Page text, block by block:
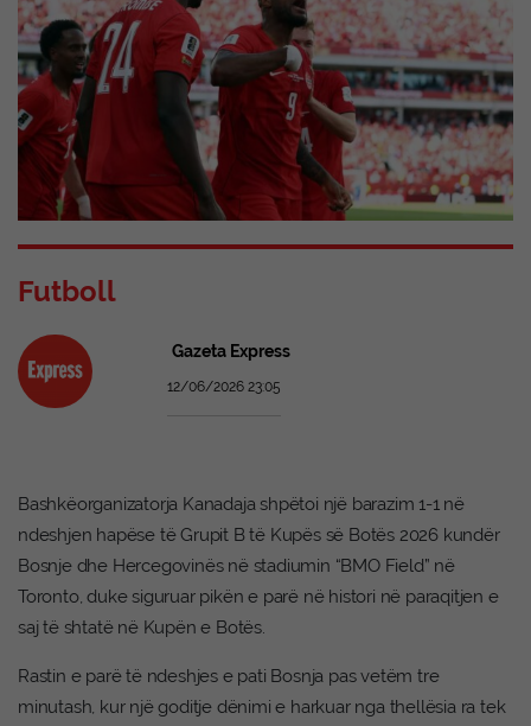
Futboll
Gazeta Express
12/06/2026 23:05
Bashkëorganizatorja Kanadaja shpëtoi një barazim 1-1 në
ndeshjen hapëse të Grupit B të Kupës së Botës 2026 kundër
Bosnje dhe Hercegovinës në stadiumin “BMO Field” në
Toronto, duke siguruar pikën e parë në histori në paraqitjen e
saj të shtatë në Kupën e Botës.
Rastin e parë të ndeshjes e pati Bosnja pas vetëm tre
minutash, kur një goditje dënimi e harkuar nga thellësia ra tek